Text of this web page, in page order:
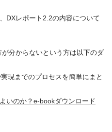
DXレポート2.2の内容について
分からないという方は以下のダ
現までのプロセスを簡単にまと
いのか？e-bookダウンロード